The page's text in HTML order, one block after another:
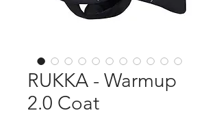
RUKKA - Warmup
2.0 Coat